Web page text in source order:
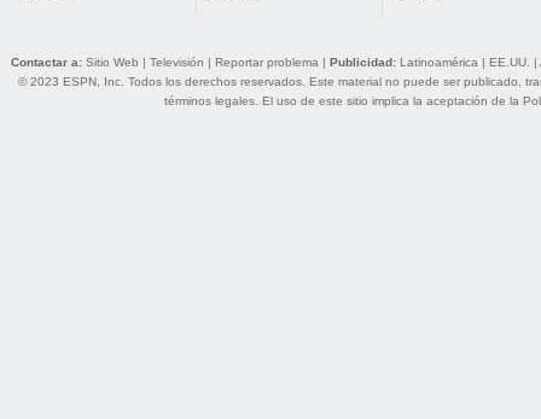
Contactar a: Sitio Web | Televisión | Reportar problema | Publicidad: Latinoamérica | EE.UU. |
© 2023 ESPN, Inc. Todos los derechos reservados. Este material no puede ser publicado,
términos legales. El uso de este sitio implica la aceptación de la